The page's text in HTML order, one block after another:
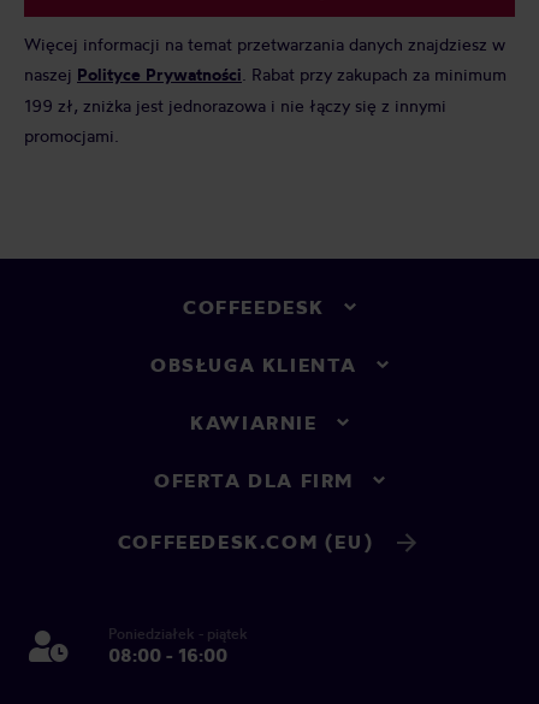
Więcej informacji na temat przetwarzania danych znajdziesz w
naszej Polityce Prywatności . Rabat przy zakupach za minimum
199 zł, zniżka jest jednorazowa i nie łączy się z innymi
promocjami.
COFFEEDESK
OBSŁUGA KLIENTA
KAWIARNIE
OFERTA DLA FIRM
COFFEEDESK.COM (EU)
Poniedziałek - piątek
08:00 - 16:00